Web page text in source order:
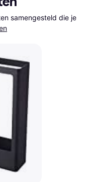
samengesteld die je